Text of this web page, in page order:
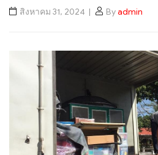
สิงหาคม 31, 2024 Byadmin